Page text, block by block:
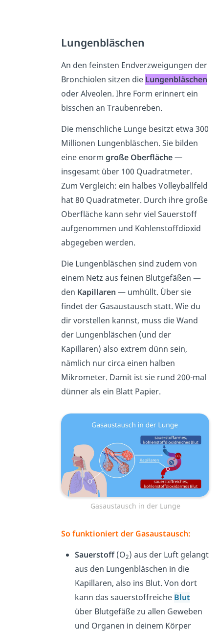
Lungenbläschen
An den feinsten Endverzweigungen der
Bronchiolen sitzen die Lungenbläschen
oder Alveolen.Ihre Form erinnert ein
bisschen an Traubenreben.
Die menschliche Lunge besitzt etwa 300
Millionen Lungenbläschen. Sie bilden
eine enorm große Oberfläche—
insgesamt über 100 Quadratmeter.
Zum Vergleich: ein halbes Volleyballfeld
hat 80 Quadratmeter. Durch ihre große
Oberfläche kann sehr viel Sauerstoff
aufgenommen und Kohlenstoffdioxid
abgegeben werden.
Die Lungenbläschen sind zudem von
einem Netz aus feinen Blutgefäßen —
den Kapillaren — umhüllt. Über sie
findet der Gasaustausch statt. Wie du
dir vorstellen kannst, muss die Wand
der Lungenbläschen (und der
Kapillaren) also extrem dünn sein,
nämlich nur circa einen halben
Mikrometer. Damit ist sie rund 200-mal
dünner als ein Blatt Papier.
Gasaustausch in der Lunge
So funktioniert der Gasaustausch:
Sauerstoff(O2) aus der Luft gelangt
aus den Lungenbläschen in die
Kapillaren, also ins Blut. Von dort
kann das sauerstoffreiche Blut
über Blutgefäße zu allen Geweben
und Organen in deinem Körper